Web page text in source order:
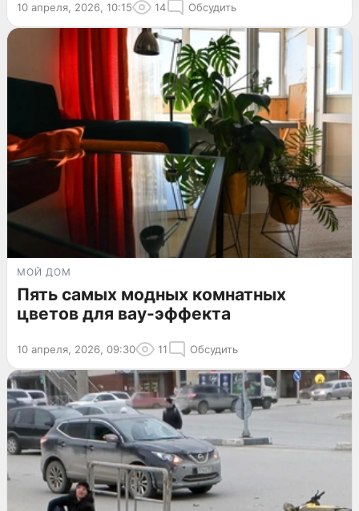
10 апреля, 2026, 10:15 14 Обсудить
МОЙ ДОМ
Пять самых модных комнатных
цветов для вау-эффекта
10 апреля, 2026, 09:30 11 Обсудить